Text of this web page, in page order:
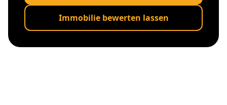
Immobilie bewerten lassen